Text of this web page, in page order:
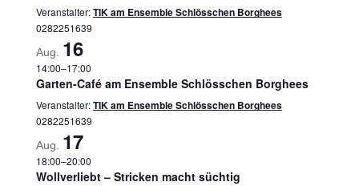
Veranstalter:TIK am Ensemble Schlösschen Borghees
0282251639
Aug. 16
14:00–17:00
Garten-Café am Ensemble Schlösschen Borghees
Veranstalter:TIK am Ensemble Schlösschen Borghees
0282251639
Aug. 17
18:00–20:00
Wollverliebt – Stricken macht süchtig